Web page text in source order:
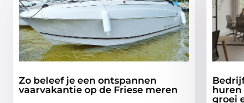
Zo beleef je een ontspannen
vaarvakantie op de Friese meren
huren
groei